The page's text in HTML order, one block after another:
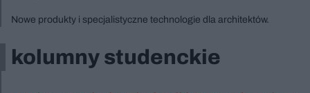
Nowe produkty i specjalistyczne technologie dla architektów.
kolumny studenckie